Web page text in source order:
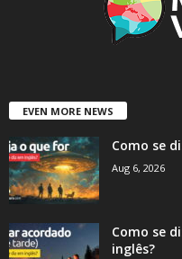
EVEN MORE NEWS
Como se
Aug 6, 2026
Como se
inglês?